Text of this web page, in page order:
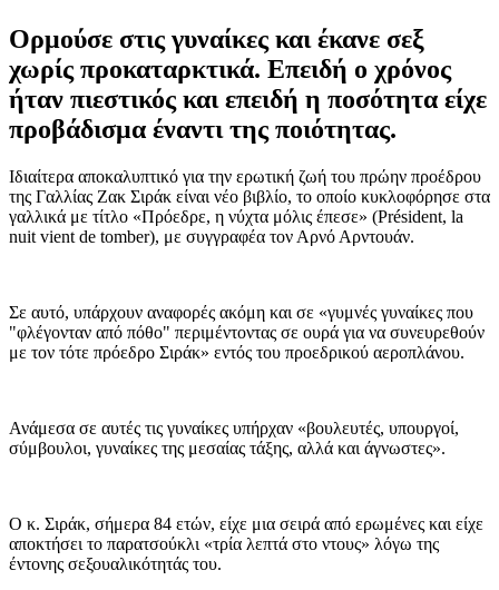
Ορμούσε στις γυναίκες και έκανε σεξ
χωρίς προκαταρκτικά. Επειδή ο χρόνος
ήταν πιεστικός και επειδή η ποσότητα είχε
προβάδισμα έναντι της ποιότητας.
Ιδιαίτερα αποκαλυπτικό για την ερωτική ζωή του πρώην προέδρου
της Γαλλίας Ζακ Σιράκ είναι νέο βιβλίο, το οποίο κυκλοφόρησε στα
γαλλικά με τίτλο «Πρόεδρε, η νύχτα μόλις έπεσε» (Président, la
nuit vient de tomber), με συγγραφέα τον Αρνό Αρντουάν.
Σε αυτό, υπάρχουν αναφορές ακόμη και σε «γυμνές γυναίκες που
"φλέγονταν από πόθο" περιμέντοντας σε ουρά για να συνευρεθούν
με τον τότε πρόεδρο Σιράκ» εντός του προεδρικού αεροπλάνου.
Ανάμεσα σε αυτές τις γυναίκες υπήρχαν «βουλευτές, υπουργοί,
σύμβουλοι, γυναίκες της μεσαίας τάξης, αλλά και άγνωστες».
Ο κ. Σιράκ, σήμερα 84 ετών, είχε μια σειρά από ερωμένες και είχε
αποκτήσει το παρατσούκλι «τρία λεπτά στο ντους» λόγω της
έντονης σεξουαλικότητάς του.